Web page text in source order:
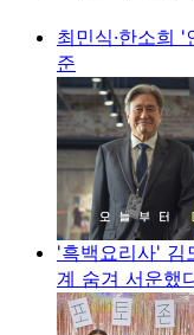
최민식·한소희
준
'흑백요리사' 김
계 숨겨 서운했